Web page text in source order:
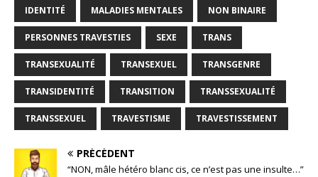
IDENTITÉ MALADIES MENTALES NON BINAIRE
PERSONNES TRAVESTIES SEXE TRANS
TRANSEXUALITÉ TRANSEXUEL TRANSGENRE
TRANSIDENTITÉ TRANSITION TRANSSEXUALITÉ
TRANSSEXUEL TRAVESTISME TRAVESTISSEMENT
PRÉCÉDENT
“NON, mâle hétéro blanc cis, ce n’est pas une insulte…”